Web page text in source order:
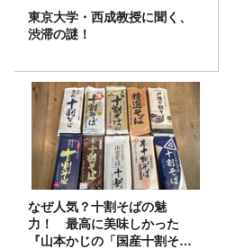
東京大学・西成教授に聞く、
渋滞の謎！
なぜ人気？十割そばの魅
力！ 最高に美味しかった
『山本かじの「国産十割そ